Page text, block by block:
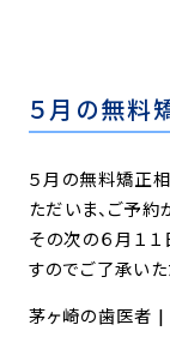
５月の無料
５月の無料矯正
ただいま、ご予約
その次の６月１
すのでご了承いた
茅ヶ崎の歯医者 |